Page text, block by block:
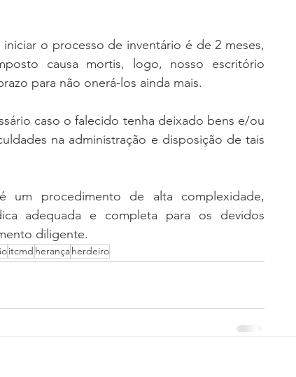
o processo de inventário é de 2 meses,
causa mortis, logo, nosso escritório
para não onerá-los ainda mais.
caso o falecido tenha deixado bens e/ou
na administração e disposição de tais
um procedimento de alta complexidade,
adequada e completa para os devidos
diligente.
itcmd herançaherdeiro